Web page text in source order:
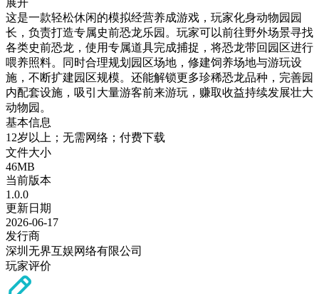
这是一款轻松休闲的模拟经营养成游戏，玩家化身动物园园
长，负责打造专属史前恐龙乐园。玩家可以前往野外场景寻找
各类史前恐龙，使用专属道具完成捕捉，将恐龙带回园区进行
喂养照料。同时合理规划园区场地，修建饲养场地与游玩设
施，不断扩建园区规模。还能解锁更多珍稀恐龙品种，完善园
内配套设施，吸引大量游客前来游玩，赚取收益持续发展壮大
动物园。
基本信息
12岁以上；无需网络；付费下载
文件大小
46MB
当前版本
1.0.0
更新日期
2026-06-17
发行商
深圳无界互娱网络有限公司
玩家评价